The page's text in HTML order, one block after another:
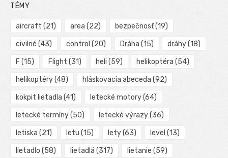
TÉMY
aircraft (21) area (22) bezpečnosť(19)
civilné (43) control (20) Dráha (15) dráhy(18)
F (15) Flight (31) heli (59) helikoptéra (54)
helikoptéry(48) hláskovacia abeceda (92)
kokpit lietadla (41) letecké motory(64)
letecké termíny(50) letecké výrazy(36)
letiska (21) letu (15) lety(63) level (13)
lietadlo (58) lietadlá (317) lietanie (59)